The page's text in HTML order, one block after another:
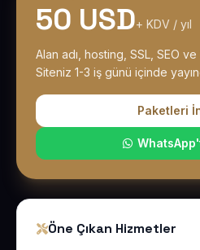
50 USD+ KDV / yıl
Alan adı, hosting, SSL, SEO
Siteniz 1-3 iş günü içinde
Paketleri
Öne Çıkan Hizmetler